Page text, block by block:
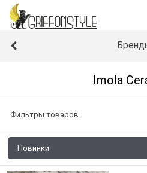
Imola
Фильтры товаров